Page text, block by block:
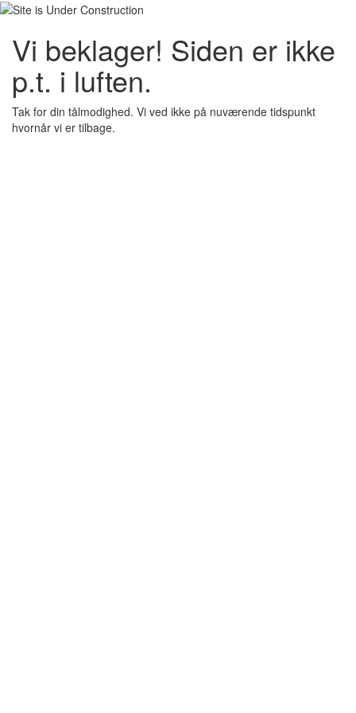
Vi beklager! Siden er ikke
p.t. i luften.
Tak for din tålmodighed. Vi ved ikke på nuværende tidspunkt
hvornår vi er tilbage.